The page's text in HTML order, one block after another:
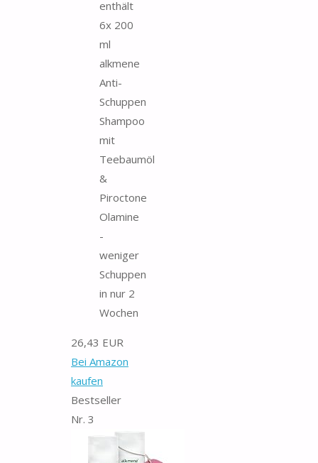
enthält
6x 200
ml
alkmene
Anti-
Schuppen
Shampoo
mit
Teebaumöl
&
Piroctone
Olamine
-
weniger
Schuppen
in nur 2
Wochen
26,43 EUR
Bei Amazon
kaufen
Bestseller
Nr. 3